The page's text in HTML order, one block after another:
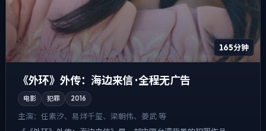
165分钟
《外环》外传：海边来信 · 全程无广告
电影 犯罪 2016
主演： 任素汐、易烊千玺、梁朝伟、姜武 等